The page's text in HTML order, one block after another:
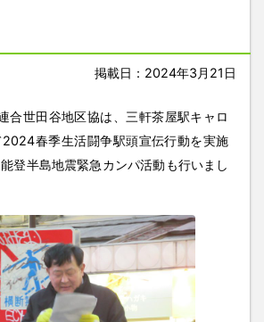
掲載日：2024年3月21日
世田谷地区協は、三軒茶屋駅キャロ
2024春季生活闘争駅頭宣伝行動を実施
登半島地震緊急カンパ活動も行いまし